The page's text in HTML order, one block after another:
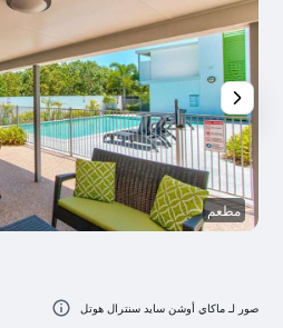
مطعم
صور لـ ماكاي أوشن سايد سنترال هوتل